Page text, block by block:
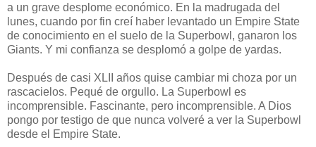
a un grave desplome económico. En la madrugada del
lunes, cuando por fin creí haber levantado un Empire State
de conocimiento en el suelo de la Superbowl, ganaron los
Giants. Y mi confianza se desplomó a golpe de yardas.
Después de casi XLII años quise cambiar mi choza por un
rascacielos. Pequé de orgullo. La Superbowl es
incomprensible. Fascinante, pero incomprensible. A Dios
pongo por testigo de que nunca volveré a ver la Superbowl
desde el Empire State.